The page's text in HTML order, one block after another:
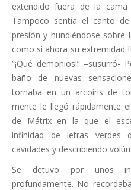
extendido fuera de la
Tampoco sentía el canto
presión y hundiéndose sobre
como si ahora su extremidad
“¡Qué demonios!”
baño de nuevas
tornaba en un arcoíris de
mente le llegó rápidamente
de Mátrix en la que el
infinidad de letras verdes
cavidades y describiendo
Se detuvo por unos
profundamente. No